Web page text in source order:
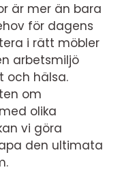
är mer än bara
för dagens
i rätt möbler
arbetsmiljö
och hälsa.
om
olika
vi göra
den ultimata